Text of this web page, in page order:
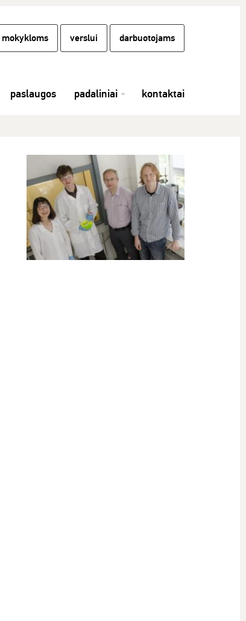
mokykloms verslui darbuotojams
paslaugos padaliniai kontaktai